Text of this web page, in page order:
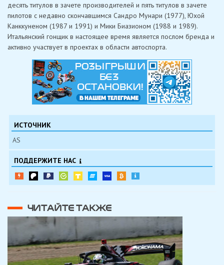
десять титулов в зачете производителей и пять титулов в зачете
пилотов с недавно скончавшимся Сандро Мунари (1977), Юхой
Канккуненом (1987 и 1991) и Мики Биазионом (1988 и 1989).
Итальянский гонщик в настоящее время является послом бренда и
активно участвует в проектах в области автоспорта.
ИСТОЧНИК
AS
ПОДДЕРЖИТЕ НАС
ЧИТАЙТЕ ТАКЖЕ